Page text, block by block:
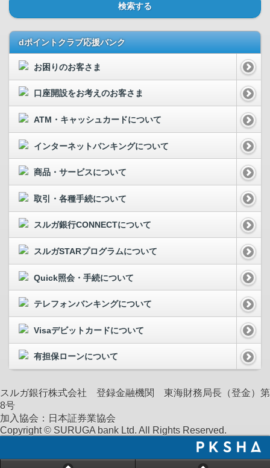
検索する
dポイントクラブ応援バンク
お困りのお客さま
口座開設をお考えのお客さま
ATM・キャッシュカードについて
インターネットバンキングについて
商品・サービスについて
取引・各種手続について
スルガ銀行CONNECTについて
スルガSTARプログラムについて
Quick照会・手続について
テレフォンバンキングについて
Visaデビットカードについて
有担保ローンについて
スルガ銀行株式会社 登録金融機関 東海財務局長（登金）第
8号
加入協会：日本証券業協会
Copyright © SURUGA bank Ltd. All Rights Reserved.